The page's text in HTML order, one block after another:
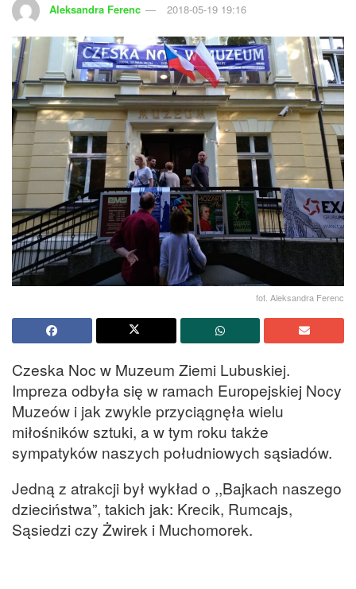
Aleksandra Ferenc 2018-05-19 19:16
fot. Aleksandra Ferenc
Czeska Noc w Muzeum Ziemi Lubuskiej.
Impreza odbyła się w ramach Europejskiej Nocy
Muzeów i jak zwykle przyciągnęła wielu
miłośników sztuki, a w tym roku także
sympatyków naszych południowych sąsiadów.
Jedną z atrakcji był wykład o ,,Bajkach naszego
dzieciństwa”, takich jak: Krecik, Rumcajs,
Sąsiedzi czy Żwirek i Muchomorek.